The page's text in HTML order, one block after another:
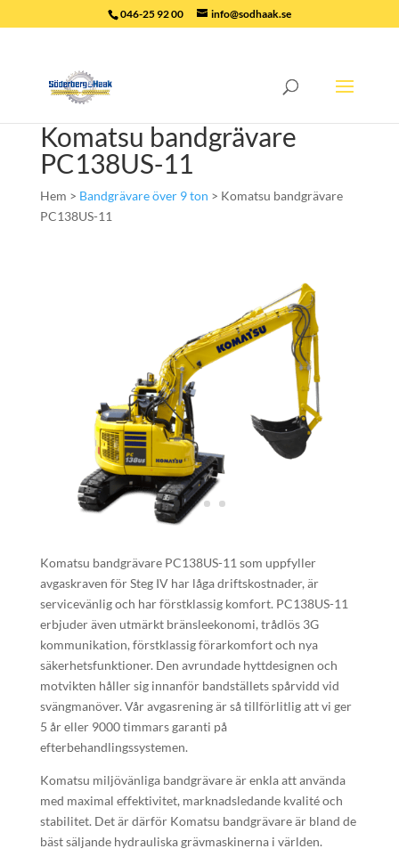
046-25 92 00 info@sodhaak.se
Komatsu bandgrävare
PC138US-11
Hem > Bandgrävare över 9 ton > Komatsu bandgrävare
PC138US-11
Komatsu bandgrävare PC138US-11 som uppfyller
avgaskraven för Steg IV har låga driftskostnader, är
servicevänlig och har förstklassig komfort. PC138US-11
erbjuder även utmärkt bränsleekonomi, trådlös 3G
kommunikation, förstklassig förarkomfort och nya
säkerhetsfunktioner. Den avrundade hyttdesignen och
motvikten håller sig innanför bandställets spårvidd vid
svängmanöver. Vår avgasrening är så tillförlitlig att vi ger
5 år eller 9000 timmars garanti på
efterbehandlingssystemen.
Komatsu miljövänliga bandgrävare är enkla att använda
med maximal effektivitet, marknadsledande kvalité och
stabilitet. Det är därför Komatsu bandgrävare är bland de
bäst säljande hydrauliska grävmaskinerna i världen.